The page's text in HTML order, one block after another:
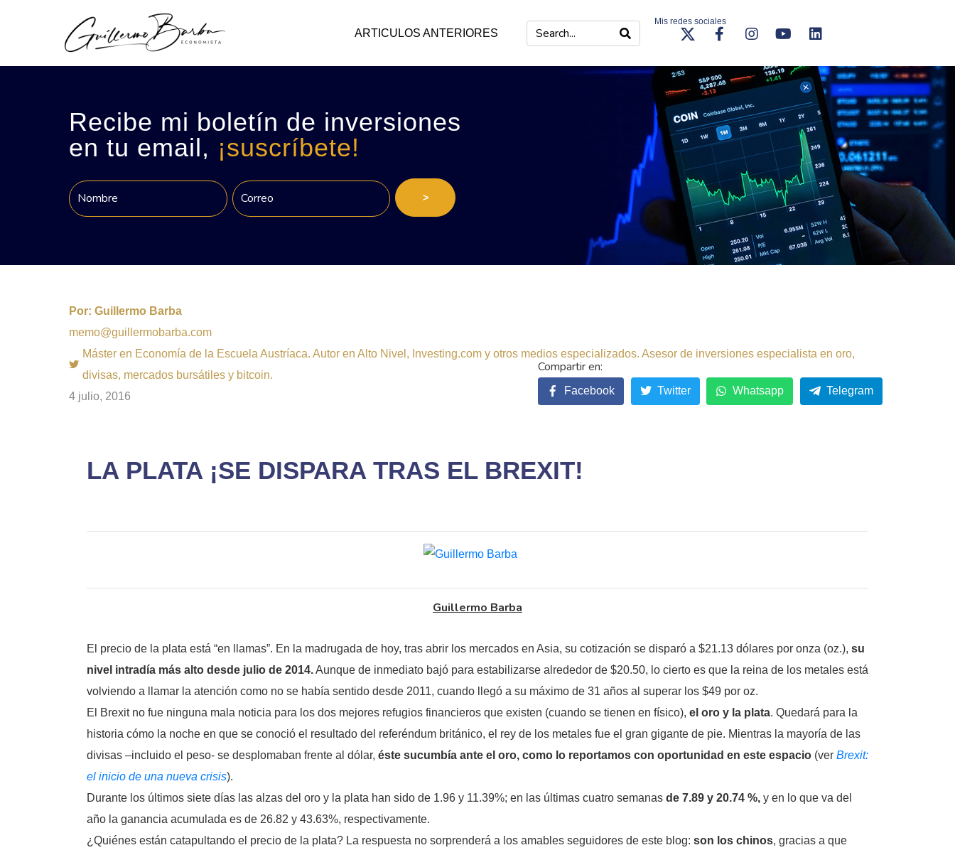
ARTICULOS ANTERIORES
Mis redes sociales
Recibe mi boletín de inversiones
en tu email, ¡suscríbete!
>
Por: Guillermo Barba
memo@guillermobarba.com
Máster en Economía de la Escuela Austríaca. Autor en Alto Nivel, Investing.com y otros medios especializados. Asesor de inversiones especialista en oro,
divisas, mercados bursátiles y bitcoin.
4 julio, 2016
LA PLATA ¡SE DISPARA TRAS EL BREXIT!
Guillermo Barba
El precio de la plata está “en llamas”. En la madrugada de hoy, tras abrir los mercados en Asia, su cotización se disparó a $21.13 dólares por onza (oz.), su
nivel intradía más alto desde julio de 2014.Aunque de inmediato bajó para estabilizarse alrededor de $20.50, lo cierto es que la reina de los metales está
volviendo a llamar la atención como no se había sentido desde 2011, cuando llegó a su máximo de 31 años al superar los $49 por oz.
El Brexit no fue ninguna mala noticia para los dos mejores refugios financieros que existen (cuando se tienen en físico), el oro y la plata. Quedará para la
historia cómo la noche en que se conoció el resultado del referéndum británico, el rey de los metales fue el gran gigante de pie. Mientras la mayoría de las
divisas –incluido el peso- se desplomaban frente al dólar, éste sucumbía ante el oro, como lo reportamos con oportunidad en este espacio (ver Brexit:
el inicio de una nueva crisis).
Durante los últimos siete días las alzas del oro y la plata han sido de 1.96 y 11.39%; en las últimas cuatro semanas de 7.89 y 20.74 %, y en lo que va del
año la ganancia acumulada es de 26.82 y 43.63%, respectivamente.
¿Quiénes están catapultando el precio de la plata? La respuesta no sorprenderá a los amables seguidores de este blog: son los chinos, gracias a que
Facebook Twitter Whatsapp Telegram